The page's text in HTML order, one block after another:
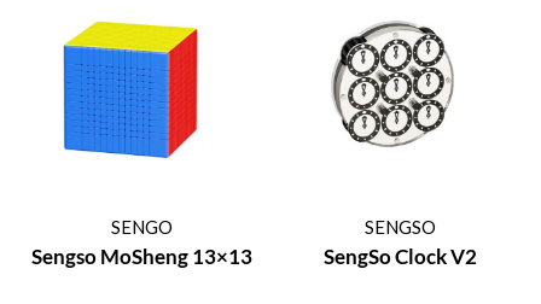
SENGO
Sengso MoSheng 13×13
SENGSO
SengSo Clock V2